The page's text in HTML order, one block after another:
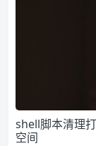
shell脚本清理
空间